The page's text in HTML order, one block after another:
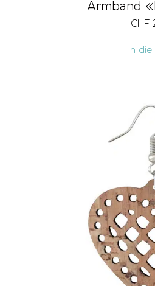
Armband
CHF
In die